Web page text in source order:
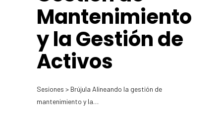
Mantenimiento
y la Gestión de
Activos
Sesiones > Brújula Alineando la gestión de
mantenimiento y la…